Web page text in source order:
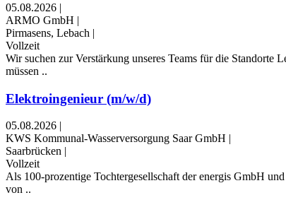
05.08.2026 |
ARMO GmbH |
Pirmasens, Lebach |
Vollzeit
Wir suchen zur Verstärkung unseres Teams für die Standorte
müssen ..
Elektroingenieur (m/w/d)
05.08.2026 |
KWS Kommunal-Wasserversorgung Saar GmbH |
Saarbrücken |
Vollzeit
Als 100-prozentige Tochtergesellschaft der energis GmbH
von ..